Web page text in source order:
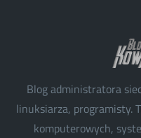
Blog administratora
linuksiarza, programisty.
komputerowych,